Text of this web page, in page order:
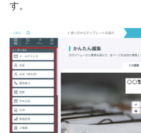
す。